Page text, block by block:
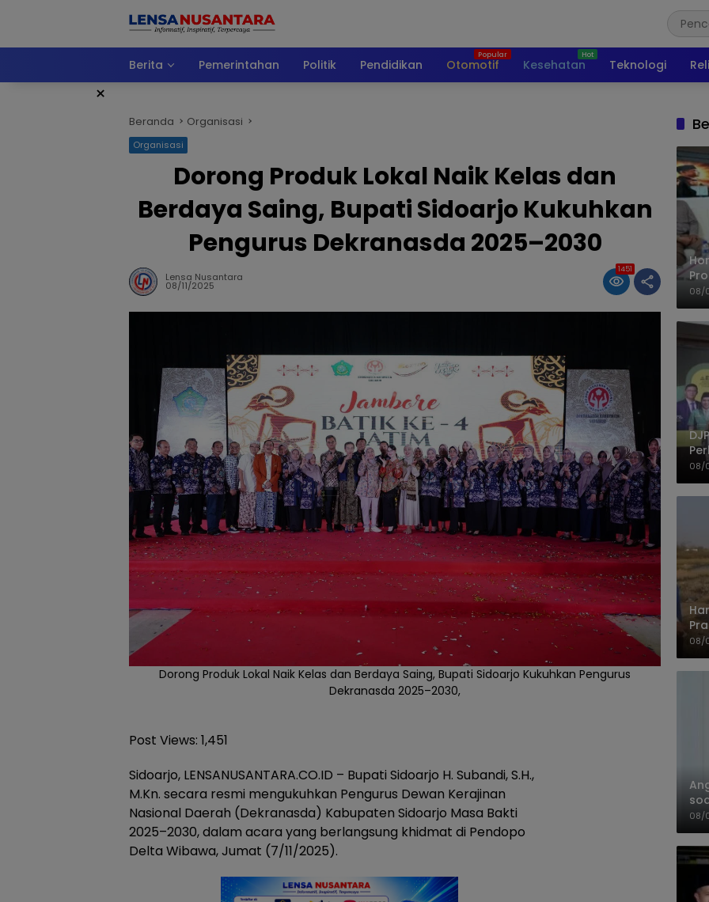
Berita
Pemerintahan Politik Pendidikan Otomotif Kesehatan Teknologi
×
Beranda Organisasi
Organisasi
Dorong Produk Lokal Naik Kelas dan
Berdaya Saing, Bupati Sidoarjo Kukuhkan
Pengurus Dekranasda 2025–2030
Lensa Nusantara
08/11/2025
1451
Dorong Produk Lokal Naik Kelas dan Berdaya Saing, Bupati Sidoarjo Kukuhkan Pengurus
Dekranasda 2025–2030,
Post Views: 1,451
Sidoarjo, LENSANUSANTARA.CO.ID – Bupati Sidoarjo H. Subandi, S.H.,
M.Kn. secara resmi mengukuhkan Pengurus Dewan Kerajinan
Nasional Daerah (Dekranasda) Kabupaten Sidoarjo Masa Bakti
2025–2030, dalam acara yang berlangsung khidmat di Pendopo
Delta Wibawa, Jumat (7/11/2025).
08/
08/
08/
08/